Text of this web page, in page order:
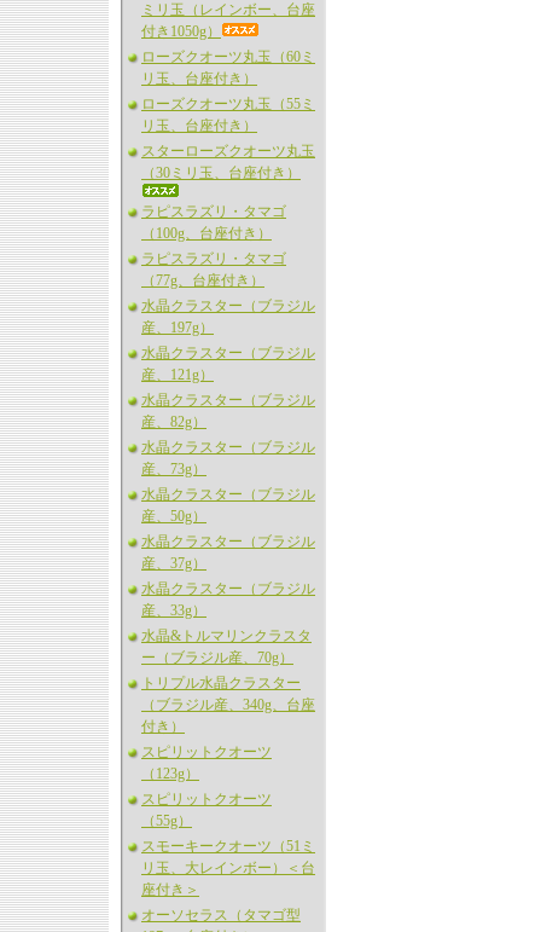
ミリ玉（レインボー、台座
付き1050g）
ローズクオーツ丸玉（60ミ
リ玉、台座付き）
ローズクオーツ丸玉（55ミ
リ玉、台座付き）
スターローズクオーツ丸玉
（30ミリ玉、台座付き）
ラピスラズリ・タマゴ
（100g、台座付き）
ラピスラズリ・タマゴ
（77g、台座付き）
水晶クラスター（ブラジル
産、197g）
水晶クラスター（ブラジル
産、121g）
水晶クラスター（ブラジル
産、82g）
水晶クラスター（ブラジル
産、73g）
水晶クラスター（ブラジル
産、50g）
水晶クラスター（ブラジル
産、37g）
水晶クラスター（ブラジル
産、33g）
水晶&トルマリンクラスタ
ー（ブラジル産、70g）
トリプル水晶クラスター
（ブラジル産、340g、台座
付き）
スピリットクオーツ
（123g）
スピリットクオーツ
（55g）
スモーキークオーツ（51ミ
リ玉、大レインボー）＜台
座付き＞
オーソセラス（タマゴ型